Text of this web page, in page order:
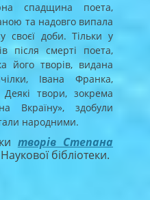
спадщина поета,
та надовго випала
своєї доби. Тільки у
після смерті поета,
його творів, видана
Івана Франка,
Деякі твори, зокрема
Вкраїну», здобули
народними.
творів Степана
бібліотеки.